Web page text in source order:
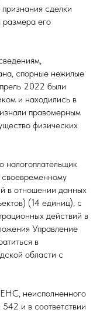
сделки
размера его
спорные нежилые
2022 были
и находились в
правомерным
физических
налогоплательщик
своевременному
в отношении данных
(14 единиц), с
действий в
Управление
в
области с
неисполненного
и в соответствии